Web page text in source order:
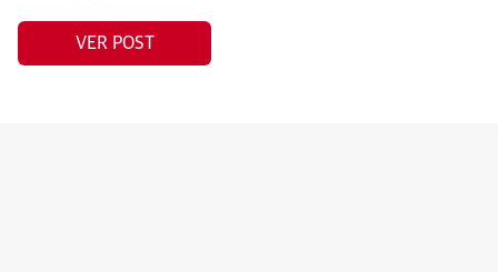
VER POST